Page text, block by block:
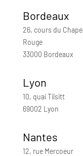
Bordeaux
26, cours du
Rouge
33000 Bordeaux
Lyon
10, quai Tilsitt
69002 Lyon
Nantes
12, rue Mercoeur